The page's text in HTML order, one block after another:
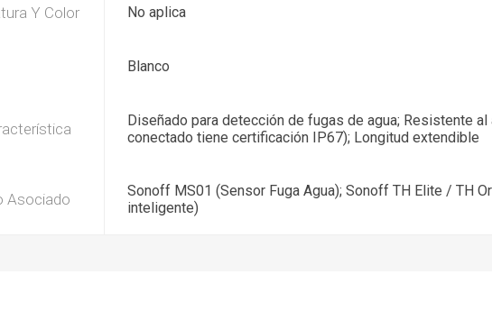
Y Color No aplica
Blanco
Diseñado para detección de fugas de agua; Resistente
conectado tiene certificación IP67); Longitud extendible
Asociado
Sonoff MS01 (Sensor Fuga Agua); Sonoff TH Elite / TH
inteligente)